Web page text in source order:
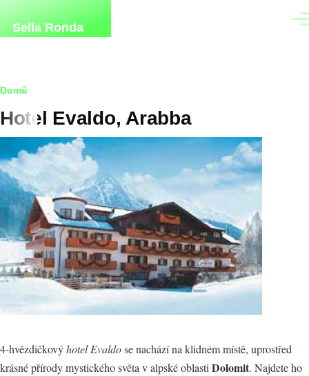
Sella Ronda
Drobečková
navigace
Domů
Hotel Evaldo, Arabba
4-hvězdičkovýhotel Evaldose nachází na klidném místě, uprostřed
krásné přírody mystického světa v alpské oblasti Dolomit. Najdete ho